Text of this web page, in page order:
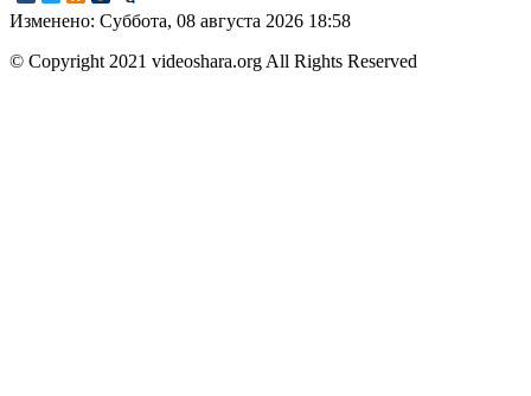
Изменено: Суббота, 08 августа 2026 18:58
© Copyright 2021 videoshara.org All Rights Reserved